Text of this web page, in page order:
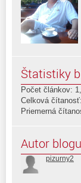
Štatistiky
Počet článkov:
Celková
Priemerná
Autor blogu
pizurny2